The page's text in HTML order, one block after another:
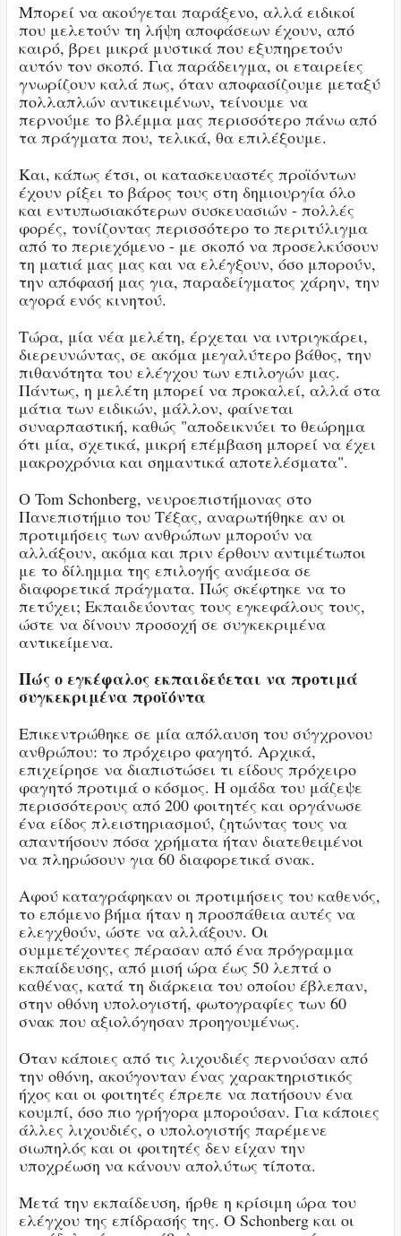
Μπορεί να ακούγεται παράξενο, αλλά ειδικοί
που μελετούν τη λήψη αποφάσεων έχουν, από
καιρό, βρει μικρά μυστικά που εξυπηρετούν
αυτόν τον σκοπό. Για παράδειγμα, οι εταιρείες
γνωρίζουν καλά πως, όταν αποφασίζουμε μεταξύ
πολλαπλών αντικειμένων, τείνουμε να
περνούμε το βλέμμα μας περισσότερο πάνω από
τα πράγματα που, τελικά, θα επιλέξουμε.
Και, κάπως έτσι, οι κατασκευαστές προϊόντων
έχουν ρίξει το βάρος τους στη δημιουργία όλο
και εντυπωσιακότερων συσκευασιών - πολλές
φορές, τονίζοντας περισσότερο το περιτύλιγμα
από το περιεχόμενο - με σκοπό να προσελκύσουν
τη ματιά μας μας και να ελέγξουν, όσο μπορούν,
την απόφασή μας για, παραδείγματος χάρην, την
αγορά ενός κινητού.
Τώρα, μία νέα μελέτη, έρχεται να ιντριγκάρει,
διερευνώντας, σε ακόμα μεγαλύτερο βάθος, την
πιθανότητα του ελέγχου των επιλογών μας.
Πάντως, η μελέτη μπορεί να προκαλεί, αλλά στα
μάτια των ειδικών, μάλλον, φαίνεται
συναρπαστική, καθώς "αποδεικνύει το θεώρημα
ότι μία, σχετικά, μικρή επέμβαση μπορεί να έχει
μακροχρόνια και σημαντικά αποτελέσματα".
Ο Tom Schonberg, νευροεπιστήμονας στο
Πανεπιστήμιο του Τέξας, αναρωτήθηκε αν οι
προτιμήσεις των ανθρώπων μπορούν να
αλλάξουν, ακόμα και πριν έρθουν αντιμέτωποι
με το δίλημμα της επιλογής ανάμεσα σε
διαφορετικά πράγματα. Πώς σκέφτηκε να το
πετύχει; Εκπαιδεύοντας τους εγκεφάλους τους,
ώστε να δίνουν προσοχή σε συγκεκριμένα
αντικείμενα.
Πώς ο εγκέφαλος εκπαιδεύεται να προτιμά
συγκεκριμένα προϊόντα
Επικεντρώθηκε σε μία απόλαυση του σύγχρονου
ανθρώπου: το πρόχειρο φαγητό. Αρχικά,
επιχείρησε να διαπιστώσει τι είδους πρόχειρο
φαγητό προτιμά ο κόσμος. Η ομάδα του μάζεψε
περισσότερους από 200 φοιτητές και οργάνωσε
ένα είδος πλειστηριασμού, ζητώντας τους να
απαντήσουν πόσα χρήματα ήταν διατεθειμένοι
να πληρώσουν για 60 διαφορετικά σνακ.
Αφού καταγράφηκαν οι προτιμήσεις του καθενός,
το επόμενο βήμα ήταν η προσπάθεια αυτές να
ελεγχθούν, ώστε να αλλάξουν. Οι
συμμετέχοντες πέρασαν από ένα πρόγραμμα
εκπαίδευσης, από μισή ώρα έως 50 λεπτά ο
καθένας, κατά τη διάρκεια του οποίου έβλεπαν,
στην οθόνη υπολογιστή, φωτογραφίες των 60
σνακ που αξιολόγησαν προηγουμένως.
Όταν κάποιες από τις λιχουδιές περνούσαν από
την οθόνη, ακούγονταν ένας χαρακτηριστικός
ήχος και οι φοιτητές έπρεπε να πατήσουν ένα
κουμπί, όσο πιο γρήγορα μπορούσαν. Για κάποιες
άλλες λιχουδιές, ο υπολογιστής παρέμενε
σιωπηλός και οι φοιτητές δεν είχαν την
υποχρέωση να κάνουν απολύτως τίποτα.
Μετά την εκπαίδευση, ήρθε η κρίσιμη ώρα του
ελέγχου της επίδρασής της. Ο Schonberg και οι